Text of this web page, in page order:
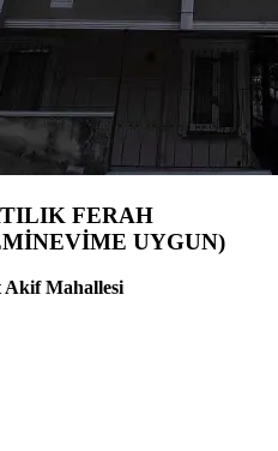
FERAH
UYGUN)
Akif Mahallesi